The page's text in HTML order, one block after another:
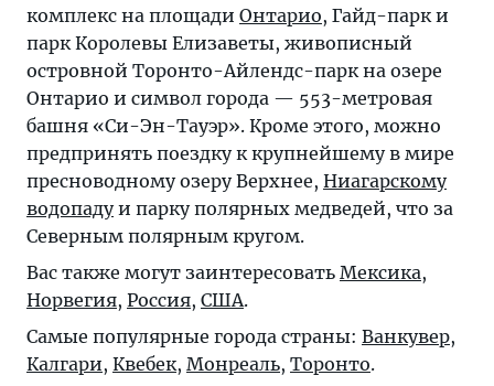
комплекс на площади Онтарио, Гайд-парк и
парк Королевы Елизаветы, живописный
островной Торонто-Айлендс-парк на озере
Онтарио и символ города — 553-метровая
башня «Си-Эн-Тауэр». Кроме этого, можно
предпринять поездку к крупнейшему в мире
пресноводному озеру Верхнее, Ниагарскому
водопадуи парку полярных медведей, что за
Северным полярным кругом.
Вас также могут заинтересовать Мексика,
Норвегия, Россия, США.
Самые популярные города страны: Ванкувер,
Калгари, Квебек, Монреаль, Торонто.